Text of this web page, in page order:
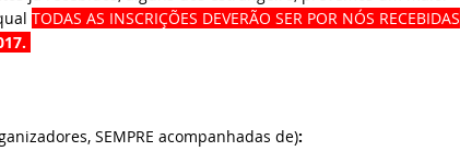
TODAS AS INSCRIÇÕES DEVERÃO SER POR NÓS RECEBIDAS
.
SEMPRE acompanhadas de):